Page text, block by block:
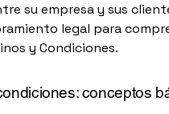
su empresa y sus
legal para
y Condiciones.
conceptos